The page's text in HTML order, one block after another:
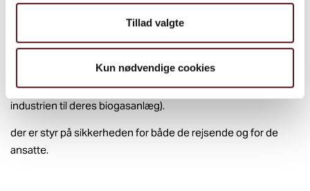
Tillad valgte
Kun nødvendige cookies
Arbejdsmiljønetværket Forsyning Vest oplevede, at det var
virkelig interessant at se en arbejdsplads, hvor mange
kommer som rejsende, hvor beregnet til biprodukt fra
industrien til deres biogasanlæg).
der er styr på sikkerheden for både de rejsende og for de
ansatte.